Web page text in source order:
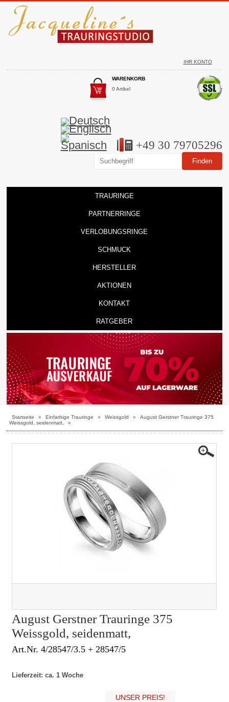
IHR KONTO
WARENKORB
0 Artikel
+49 30 79705296
TRAURINGE
PARTNERRINGE
VERLOBUNGSRINGE
SCHMUCK
HERSTELLER
AKTIONEN
KONTAKT
RATGEBER
Startseite » Einfarbige Trauringe » Weissgold »
August Gerstner Trauringe 375
Weissgold, seidenmatt,
»
August Gerstner Trauringe 375
Weissgold, seidenmatt,
Art.Nr. 4/28547/3.5 + 28547/5
Lieferzeit: ca. 1 Woche
UNSER PREIS!